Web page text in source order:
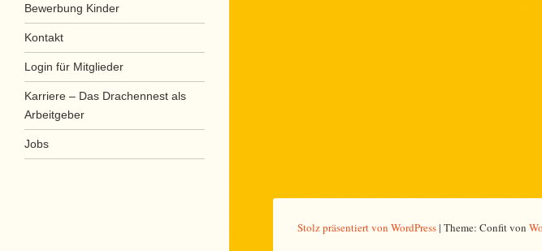
Bewerbung Kinder
Kontakt
Login für Mitglieder
Karriere – Das Drachennest als
Arbeitgeber
Jobs
Stolz präsentiert von WordPress| Theme: Confit von